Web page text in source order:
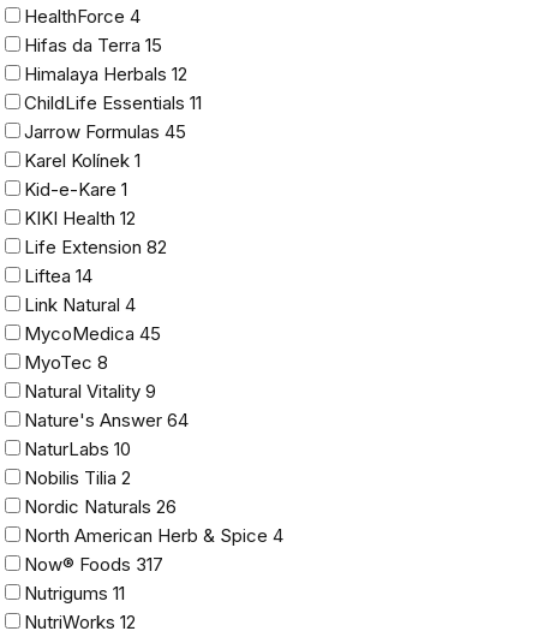
HealthForce 4
Hifas da Terra 15
Himalaya Herbals 12
ChildLife Essentials 11
Jarrow Formulas 45
Karel Kolínek 1
Kid-e-Kare 1
KIKI Health 12
Life Extension 82
Liftea 14
Link Natural 4
MycoMedica 45
MyoTec 8
Natural Vitality 9
Nature's Answer 64
NaturLabs 10
Nobilis Tilia 2
Nordic Naturals 26
North American Herb & Spice 4
Now® Foods 317
Nutrigums 11
NutriWorks 12